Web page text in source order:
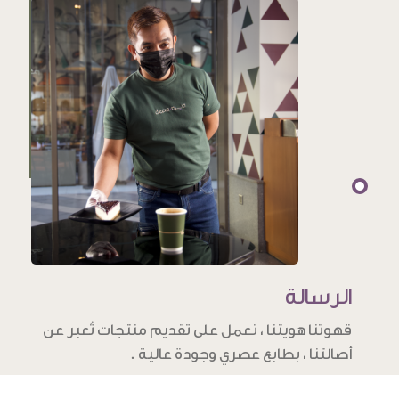
الرسالة
قهوتنا هويتنا ، نعمل على تقديم منتجات تُعبر عن
أصالتنا ، بطابع عصري وجودة عالية .